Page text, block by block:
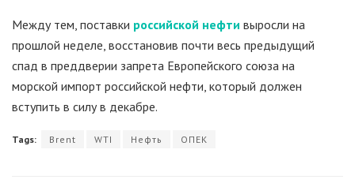
Между тем, поставки российской нефти выросли на
прошлой неделе, восстановив почти весь предыдущий
спад в преддверии запрета Европейского союза на
морской импорт российской нефти, который должен
вступить в силу в декабре.
Tags: Brent WTI Нефть ОПЕК